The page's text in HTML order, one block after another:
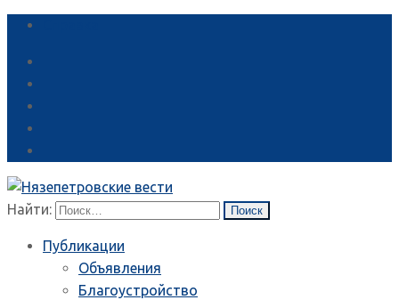
Найти:
Публикации
Объявления
Благоустройство